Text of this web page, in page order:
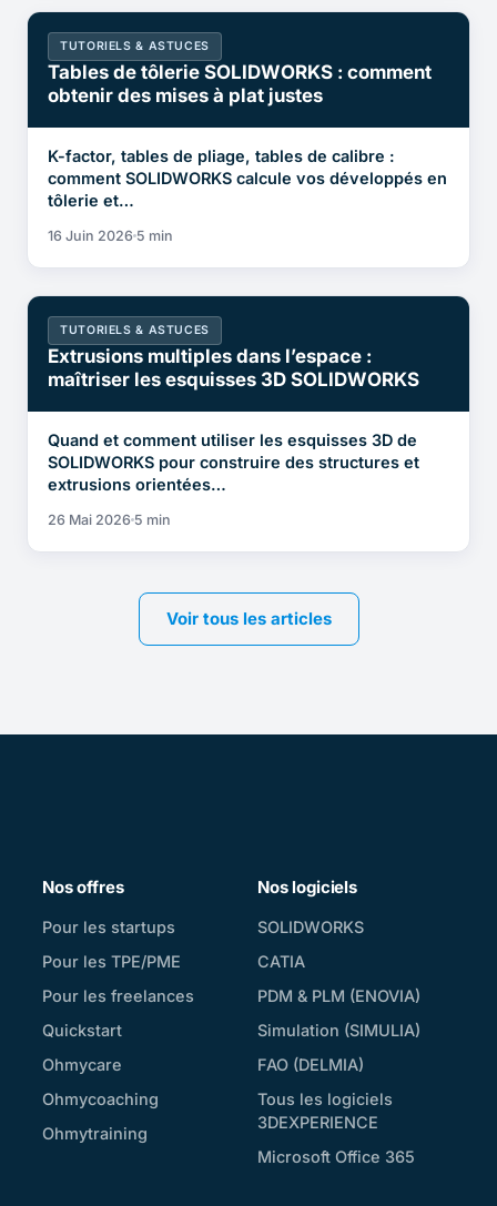
TUTORIELS & ASTUCES
Tables de tôlerie SOLIDWORKS : comment
obtenir des mises à plat justes
K-factor, tables de pliage, tables de calibre :
comment SOLIDWORKS calcule vos développés en
tôlerie et…
16 Juin 2026 5 min
TUTORIELS & ASTUCES
Extrusions multiples dans l’espace :
maîtriser les esquisses 3D SOLIDWORKS
Quand et comment utiliser les esquisses 3D de
SOLIDWORKS pour construire des structures et
extrusions orientées…
26 Mai 2026 5 min
Voir tous les articles
Nos offres
Pour les startups
Pour les TPE/PME
Pour les freelances
Quickstart
Ohmycare
Ohmycoaching
Ohmytraining
Nos logiciels
SOLIDWORKS
CATIA
PDM & PLM (ENOVIA)
Simulation (SIMULIA)
FAO (DELMIA)
Tous les logiciels
3DEXPERIENCE
Microsoft Office 365